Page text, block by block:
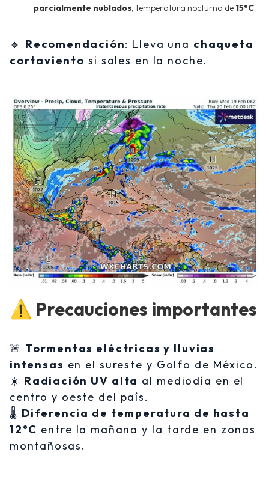
parcialmente nublados, temperatura nocturna de 15°C.
🔹 Recomendación: Lleva una chaqueta
cortaviento si sales en la noche.
⚠️ Precauciones importantes
🚨 Tormentas eléctricas y lluvias
intensas en el sureste y Golfo de México.
☀️ Radiación UV alta al mediodía en el
centro y oeste del país.
🌡️ Diferencia de temperatura de hasta
12°C entre la mañana y la tarde en zonas
montañosas.